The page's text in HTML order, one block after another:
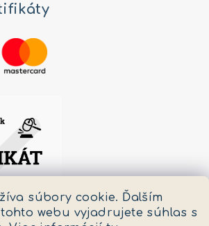
súbory cookie. Ďalším
webu vyjadrujete súhlas s